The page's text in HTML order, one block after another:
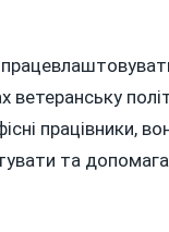
ветеранську
працівники,
та